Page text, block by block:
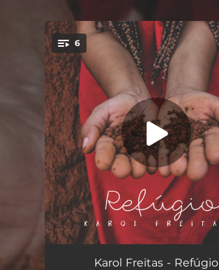
You're all set!
6
Eu Vim de LáKarol Freitas - Refúgio